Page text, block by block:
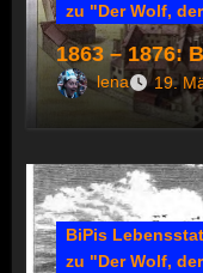
zu "Der Wolf,
1863 – 1876:
lena 19.
BiPis
zu "Der Wolf,